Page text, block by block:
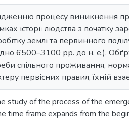
процесу виникнення
історії людства з
землі та первинного
6500–3100 рр. до н. е.).
спільного проживання,
первісних правил, їхній
study of the process of the
time frame expands from the